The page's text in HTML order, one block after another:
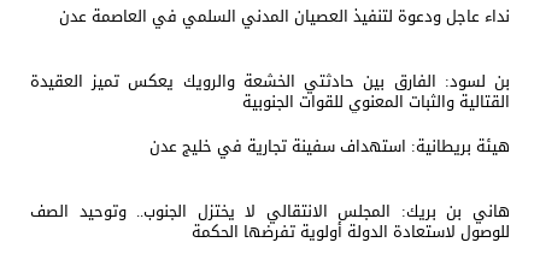
نداء عاجل ودعوة لتنفيذ العصيان المدني السلمي في العاصمة عدن
بن لسود: الفارق بين حادثتي الخشعة والرويك يعكس تميز العقيدة
القتالية والثبات المعنوي للقوات الجنوبية
هيئة بريطانية: استهداف سفينة تجارية في خليج عدن
هاني بن بريك: المجلس الانتقالي لا يختزل الجنوب.. وتوحيد الصف
للوصول لاستعادة الدولة أولوية تفرضها الحكمة